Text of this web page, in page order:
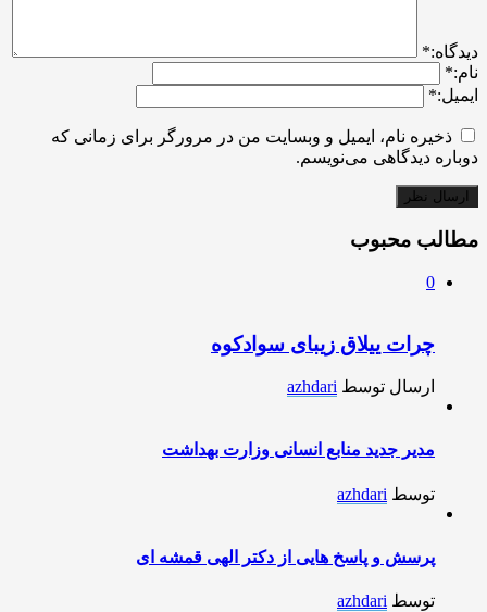
ديدگاه:*
نام:*
ایمیل:*
ذخیره نام، ایمیل و وبسایت من در مرورگر برای زمانی که
دوباره دیدگاهی می‌نویسم.
مطالب محبوب
0
چرات ییلاق زیبای سوادکوه
ارسال توسط azhdari
مدیر جدید منابع انسانی وزارت بهداشت
توسط azhdari
پرسش و پاسخ هایی از دکتر الهی قمشه ای
توسط azhdari